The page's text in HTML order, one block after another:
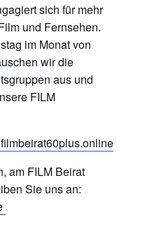
sich für mehr
und Fernsehen.
im Monat von
wir die
aus und
FILM
am FILM Beirat
Sie uns an: